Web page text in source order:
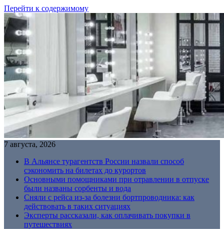
Перейти к содержимому
7 августа, 2026
В Альянсе турагентств России назвали способ
сэкономить на билетах до курортов
Основными помощниками при отравлении в отпуске
были названы сорбенты и вода
Сняли с рейса из-за болезни бортпроводника: как
действовать в таких ситуациях
Эксперты рассказали, как оплачивать покупки в
путешествиях